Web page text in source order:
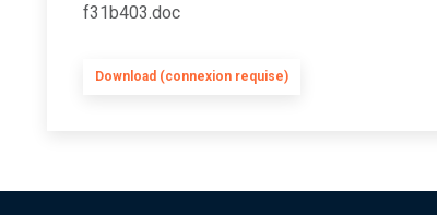
f31b403.doc
Download (connexion requise)